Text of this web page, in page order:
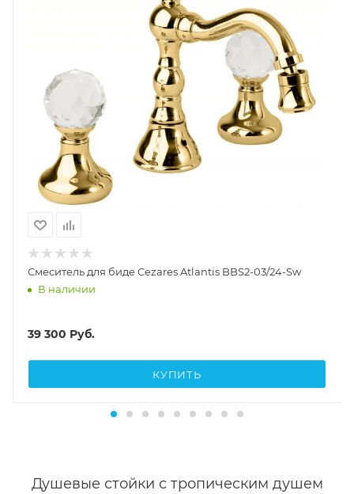
Смеситель для биде Cezares Atlantis BBS2-03/24-Sw
В наличии
39 300 Руб.
КУПИТЬ
Душевые стойки с тропическим душем